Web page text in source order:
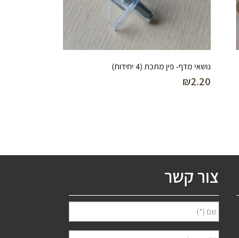
נושאי מדף- פין מתכת (4 יחידות)
₪2.20
צור קשר